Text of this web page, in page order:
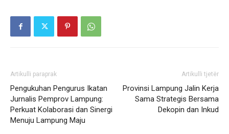
Artikulli paraprak
Pengukuhan Pengurus Ikatan
Jurnalis Pemprov Lampung:
Perkuat Kolaborasi dan Sinergi
Menuju Lampung Maju
Artikulli tjetër
Provinsi Lampung Jalin Kerja
Sama Strategis Bersama
Dekopin dan Inkud